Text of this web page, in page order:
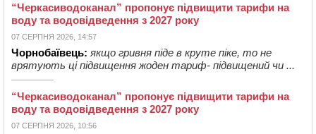
“Черкасиводоканал” пропонує підвищити тарифи на
воду та водовідведення з 2027 року
07 СЕРПНЯ 2026, 14:57
Чорнобаївець: якщо гривня піде в круте піке, то не
врятують ці підвищення жоден тариф- підвищений чи ...
“Черкасиводоканал” пропонує підвищити тарифи на
воду та водовідведення з 2027 року
07 СЕРПНЯ 2026, 10:56